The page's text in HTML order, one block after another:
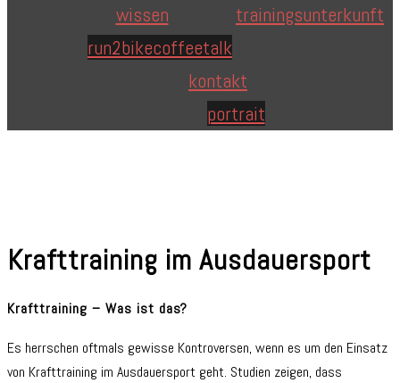
wissen
run2bikecoffeetalk
trainingsunterkunft
kontakt
portrait
Krafttraining im Ausdauersport
Krafttraining – Was ist das?
Es herrschen oftmals gewisse Kontroversen, wenn es um den Einsatz
von Krafttraining im Ausdauersport geht. Studien zeigen, dass